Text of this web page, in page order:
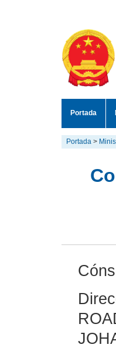
Portada
Portada >